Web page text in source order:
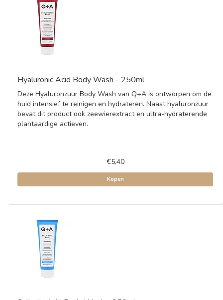
Hyaluronic Acid Body Wash - 250ml
Deze Hyaluronzuur Body Wash van Q+A is ontworpen om de
huid intensief te reinigen en hydrateren. Naast hyaluronzuur
bevat dit product ook zeewierextract en ultra-hydraterende
plantaardige actieven.
€5,40
Kopen